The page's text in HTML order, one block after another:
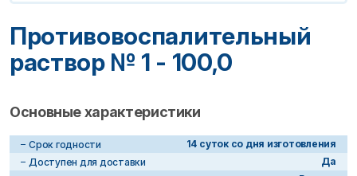
Противовоспалительный
раствор № 1 - 100,0
Основные характеристики
Срок годности
14 суток со дня изготовления
Доступен для доставки
Да